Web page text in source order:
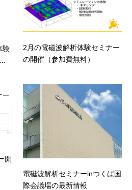
験
2月の電磁波解析体験セミナー
の開催（参加費無料）
開
電磁波解析セミナーinつくば国
際会議場の最新情報